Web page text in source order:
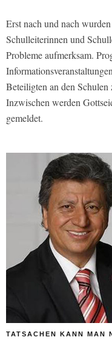
Erst nach und nach
Schulleiterinnen und
Probleme aufmerksam.
Beteiligten an den
Inzwischen werden
gemeldet.
TATSACHEN KANN MAN